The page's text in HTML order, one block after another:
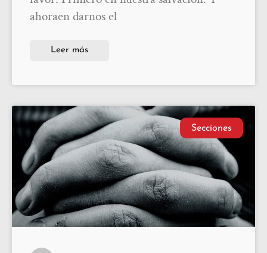
ahoraen darnos el
Leer más
Secciones